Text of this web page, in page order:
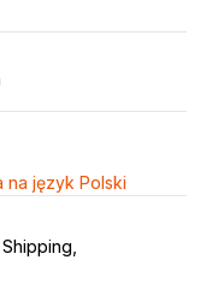
na język Polski